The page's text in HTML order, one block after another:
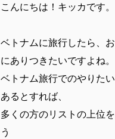
こんにちは！キッカです。
ベトナムに旅行したら、
にありつきたいですよね。
ベトナム旅行でのやりた
あるとすれば、
多くの方のリストの上位
う